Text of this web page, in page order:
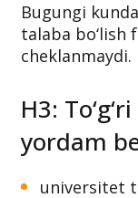
Bugungi
talaba bo‘lish
cheklanmaydi.
H3:
yordam
universitet